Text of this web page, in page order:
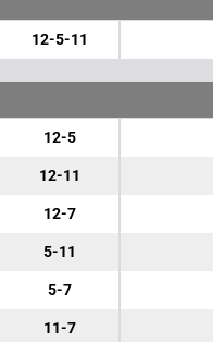
12-5-11
12-5
12-11
12-7
5-11
5-7
11-7